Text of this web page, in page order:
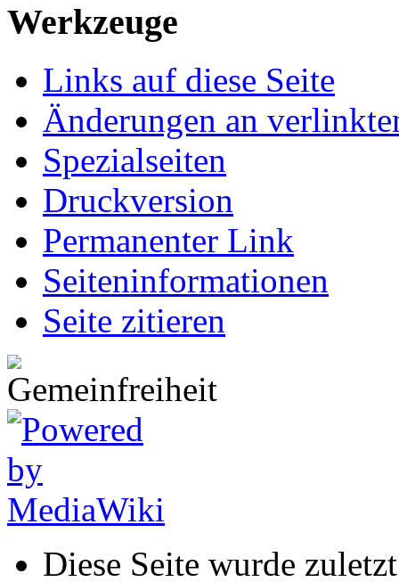
Werkzeuge
Links auf diese Seite
Änderungen an
Spezialseiten
Druckversion
Permanenter Link
Seiten­informationen
Seite zitieren
Diese Seite wurde